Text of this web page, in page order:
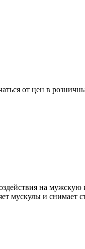
от цен в
на мужскую
мускулы и